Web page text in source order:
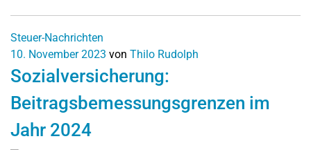
Steuer-Nachrichten
10. November 2023 von Thilo Rudolph
Sozialversicherung:
Beitragsbemessungsgrenzen im
Jahr 2024